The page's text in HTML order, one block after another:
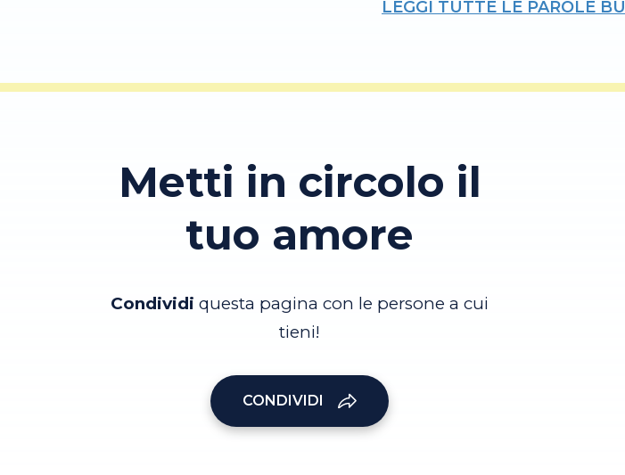
LEGGI TUTTE LE PAROLE
Metti in circolo il
tuo amore
Condividi questa pagina con le persone a cui
tieni!
CONDIVIDI